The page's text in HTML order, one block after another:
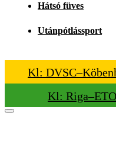
Hátsó füves
Utánpótlássport
Kl:
Kl: